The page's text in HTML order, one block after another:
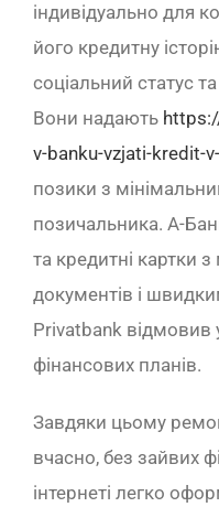
індивідуально для
його кредитну
соціальний статус
Вони надають
v-banku-vzjati-kredit-
позики з
позичальника. А-
та кредитні картки
документів і
Privatbank відмовив
фінансових планів.
Завдяки цьому
вчасно, без зайвих
інтернеті легко